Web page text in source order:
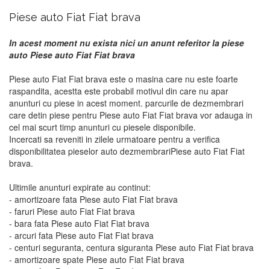
Piese auto Fiat Fiat brava
In acest moment nu exista nici un anunt referitor la piese
auto Piese auto Fiat Fiat brava
Piese auto Fiat Fiat brava este o masina care nu este foarte
raspandita, acestta este probabil motivul din care nu apar
anunturi cu piese in acest moment. parcurile de dezmembrari
care detin piese pentru Piese auto Fiat Fiat brava vor adauga in
cel mai scurt timp anunturi cu piesele disponibile.
Incercati sa reveniti in zilele urmatoare pentru a verifica
disponibilitatea pieselor auto dezmembrariPiese auto Fiat Fiat
brava.
Ultimile anunturi expirate au continut:
- amortizoare fata Piese auto Fiat Fiat brava
- faruri Piese auto Fiat Fiat brava
- bara fata Piese auto Fiat Fiat brava
- arcuri fata Piese auto Fiat Fiat brava
- centuri seguranta, centura siguranta Piese auto Fiat Fiat brava
- amortizoare spate Piese auto Fiat Fiat brava